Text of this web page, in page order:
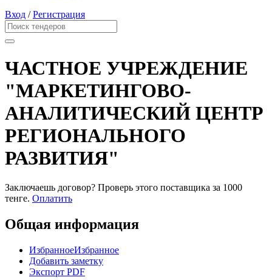
Вход /Регистрация
ЧАСТНОЕ УЧРЕЖДЕНИЕ
"МАРКЕТИНГОВО-
АНАЛИТИЧЕСКИЙ ЦЕНТР
РЕГИОНАЛЬНОГО
РАЗВИТИЯ"
Заключаешь договор? Проверь этого поставщика за 1000
тенге. Оплатить
Общая информация
ИзбранноеИзбранное
Добавить заметку
Экспорт PDF